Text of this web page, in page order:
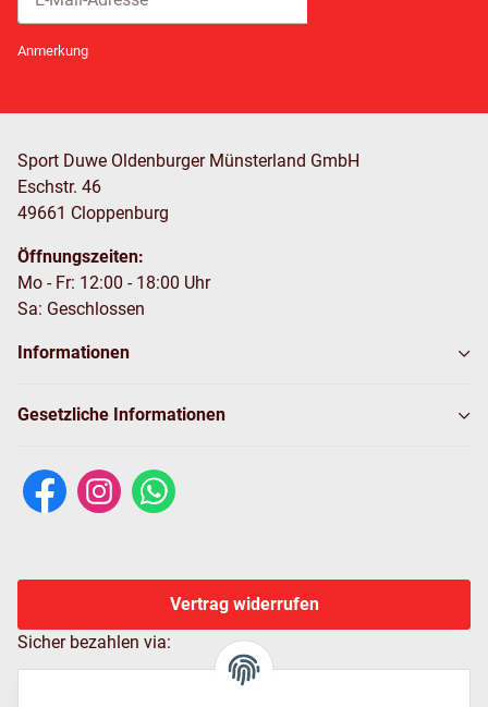
Anmerkung
Sport Duwe Oldenburger Münsterland GmbH
Eschstr. 46
49661 Cloppenburg
Öffnungszeiten:
Mo - Fr: 12:00 - 18:00 Uhr
Sa: Geschlossen
Informationen
Gesetzliche Informationen
Vertrag widerrufen
Sicher bezahlen via: